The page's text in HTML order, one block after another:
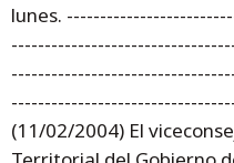
lunes.
(11/02/2004) El